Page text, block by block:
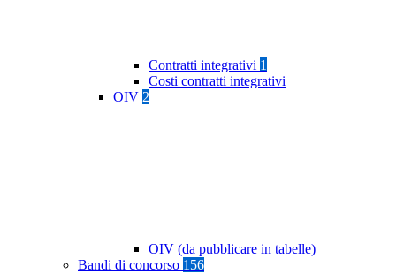
Contratti integrativi 1
Costi contratti integrativi
OIV 2
OIV (da pubblicare in tabelle)
Bandi di concorso 156